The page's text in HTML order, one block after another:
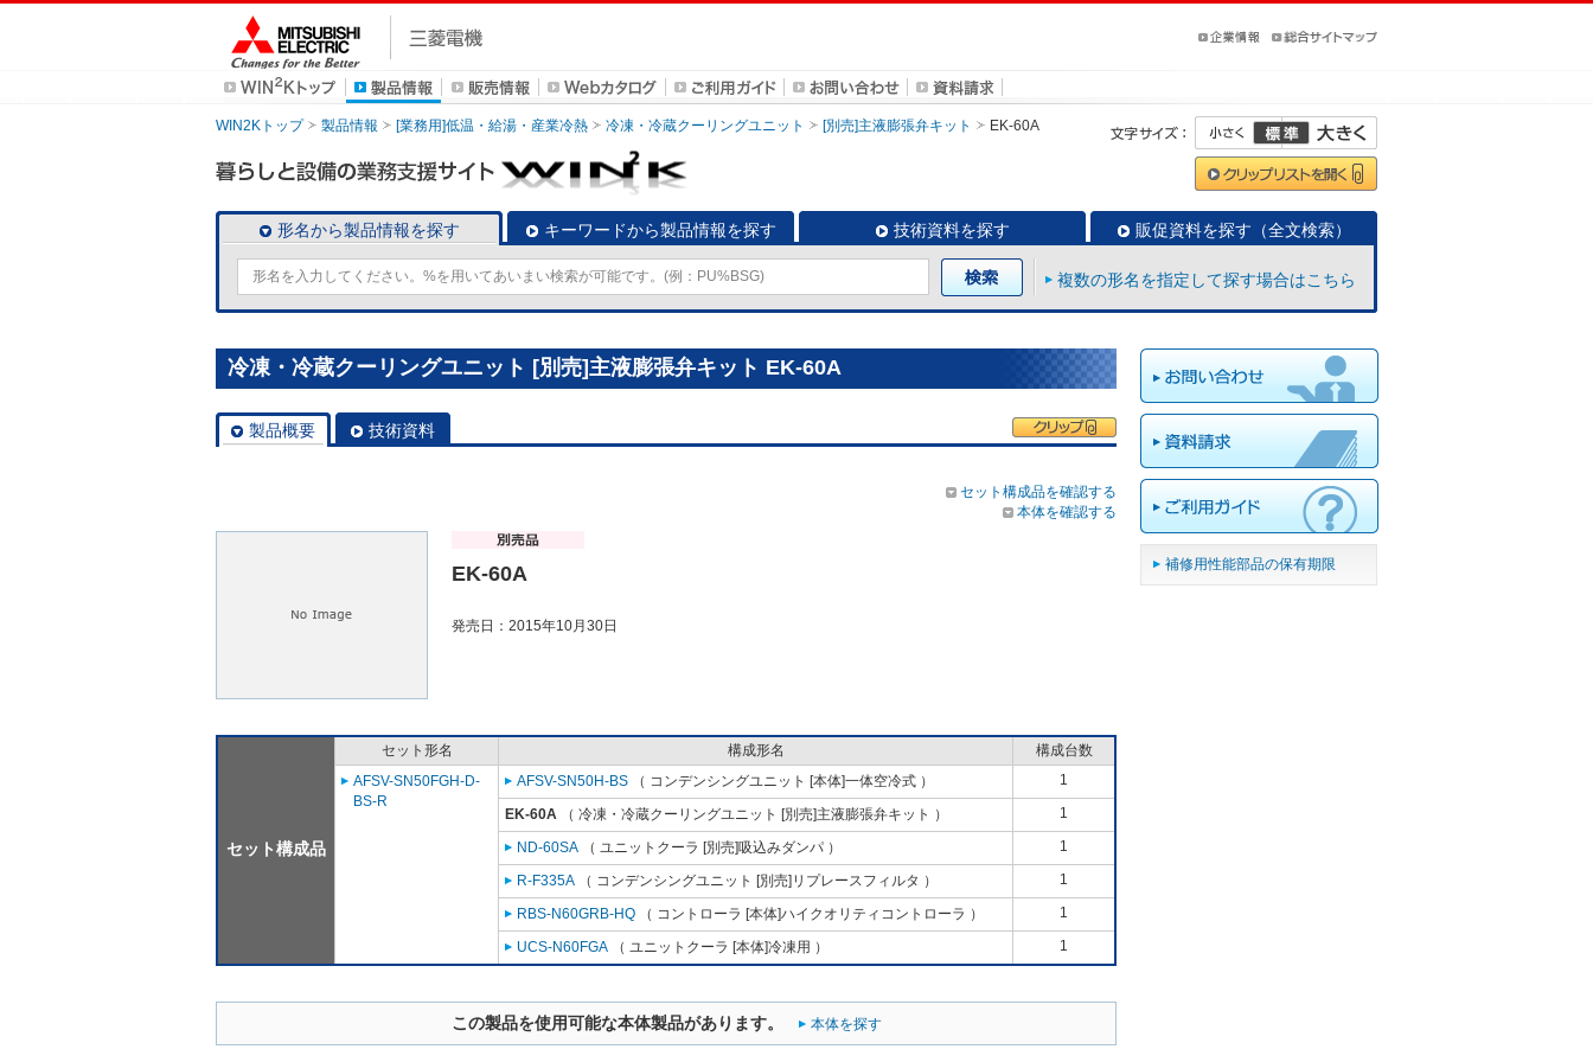
WIN2Kトップ 製品情報 [業務用]低温・給湯・産業冷熱 冷凍・冷蔵クーリングユニット [別売]主液膨張弁キット EK-60A
形名から製品情報を探す キーワードから製品情報を探す 技術資料を探す 販促資料を探す（全文検索）
複数の形名を指定して探す場合はこちら
冷凍・冷蔵クーリングユニット [別売]主液膨張弁キット EK-60A
製品概要 技術資料
セット構成品を確認する
本体を確認する
EK-60A
発売日：2015年10月30日
セット構成品
セット形名 構成形名
構成台数
AFSV-SN50FGH-D-
BS-R
AFSV-SN50H-BS （ コンデンシングユニット [本体]一体空冷式 ） 1
EK-60A （ 冷凍・冷蔵クーリングユニット [別売]主液膨張弁キット ） 1
ND-60SA （ ユニットクーラ [別売]吸込みダンパ ） 1
R-F335A （ コンデンシングユニット [別売]リプレースフィルタ ） 1
RBS-N60GRB-HQ （ コントローラ [本体]ハイクオリティコントローラ ） 1
UCS-N60FGA （ ユニットクーラ [本体]冷凍用 ） 1
この製品を使用可能な本体製品があります。 本体を探す
補修用性能部品の保有期限